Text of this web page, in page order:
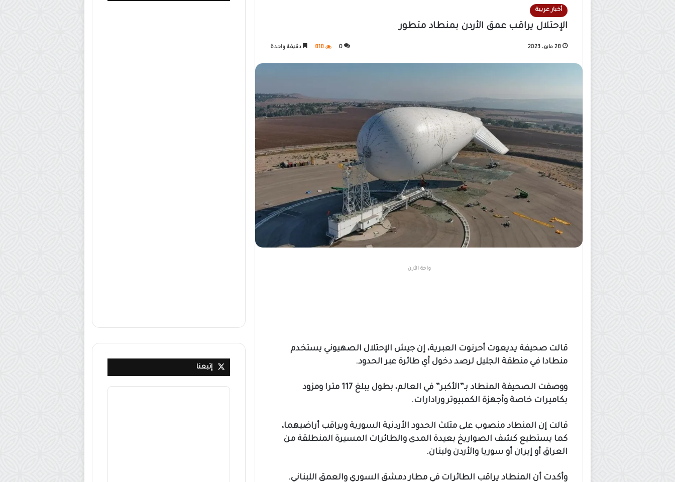
أخبار عربية
الإحتلال يراقب عمق الأردن بمنطاد متطور
28 مايو، 2023 0
818 دقيقة واحدة
واحة الأرن
قالت صحيفة يديعوت أحرنوت العبرية، إن جيش الإحتلال الصهيوني يستخدم
منطادا في منطقة الجليل لرصد دخول أي طائرة عبر الحدود.
ووصفت الصحيفة المنطاد بـ”الأكبر” في العالم، بطول يبلغ 117 مترا ومزود
بكاميرات خاصة وأجهزة الكمبيوتر ورادارات.
قالت إن المنطاد منصوب على مثلث الحدود الأردنية السورية ويراقب أراضيهما،
كما يستطيع كشف الصواريخ بعيدة المدى والطائرات المسيرة المنطلقة من
العراق أو إيران أو سوريا والأردن ولبنان.
وأكدت أن المنطاد يراقب الطائرات في مطار دمشق السوري والعمق اللبناني.
إتبعنا